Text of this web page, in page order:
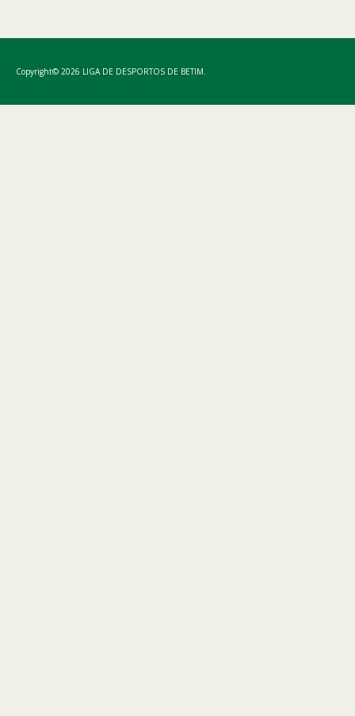
Copyright© 2026 LIGA DE DESPORTOS DE BETIM.